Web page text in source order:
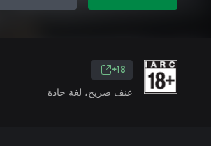
18+
عنف صريح، لغة حادة